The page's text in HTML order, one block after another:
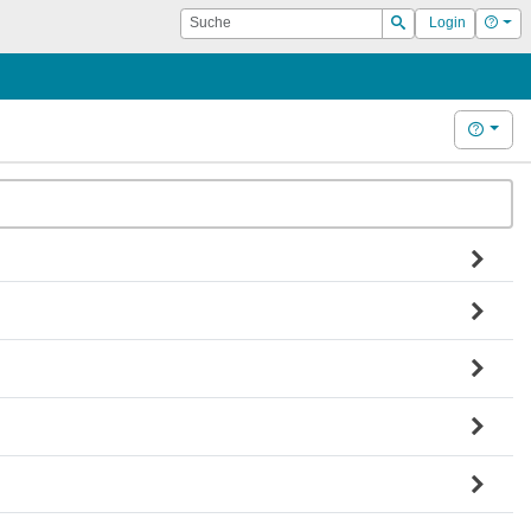
Suche
Suchen
Login Hilfe
Hilfe